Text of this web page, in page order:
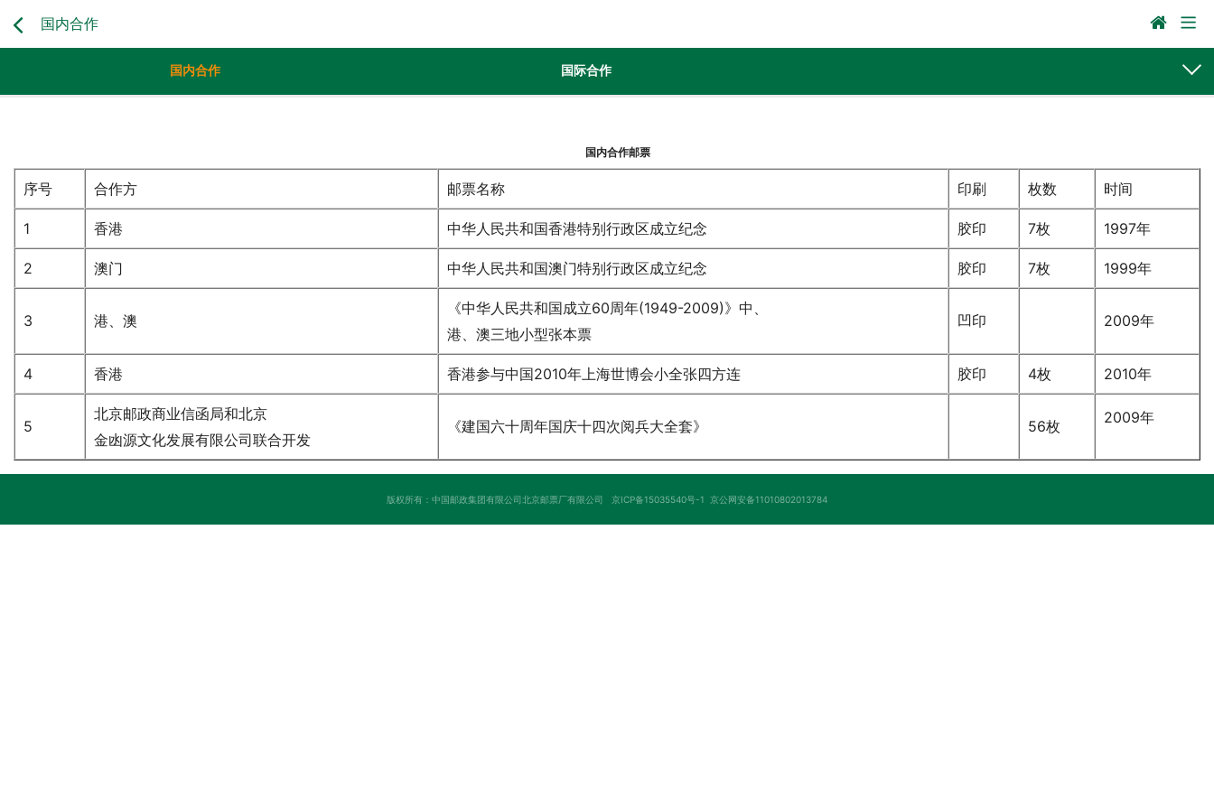
国内合作
国内合作 国际合作
国内合作邮票
序号 合作方 邮票名称 印刷 枚数 时间
1 香港 中华人民共和国香港特别行政区成立纪念 胶印 7枚 1997年
2 澳门 中华人民共和国澳门特别行政区成立纪念 胶印 7枚 1999年
3 港、澳
《中华人民共和国成立60周年(1949-2009)》中、
港、澳三地小型张本票
凹印 2009年
4 香港 香港参与中国2010年上海世博会小全张四方连 胶印 4枚 2010年
5
北京邮政商业信函局和北京
金凼源文化发展有限公司联合开发
《建国六十周年国庆十四次阅兵大全套》 56枚 2009年
版权所有：中国邮政集团有限公司北京邮票厂有限公司 京ICP备15035540号-1 京公网安备11010802013784